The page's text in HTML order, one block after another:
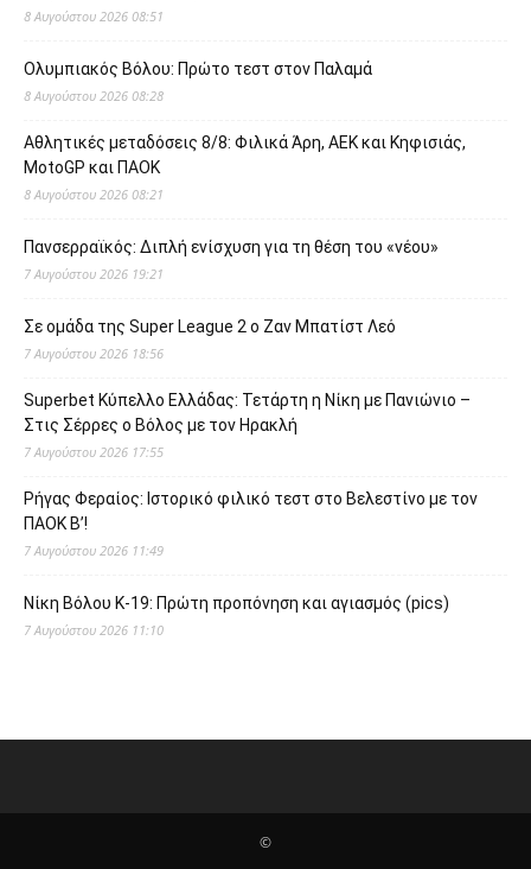
8 Αυγούστου 2026 08:51
Ολυμπιακός Βόλου: Πρώτο τεστ στον Παλαμά
8 Αυγούστου 2026 08:28
Αθλητικές μεταδόσεις 8/8: Φιλικά Άρη, ΑΕΚ και Κηφισιάς,
MotoGP και ΠΑΟΚ
8 Αυγούστου 2026 08:21
Πανσερραϊκός: Διπλή ενίσχυση για τη θέση του «νέου»
7 Αυγούστου 2026 19:21
Σε ομάδα της Super League 2 o Ζαν Μπατίστ Λεό
7 Αυγούστου 2026 18:56
Superbet Κύπελλο Ελλάδας: Τετάρτη η Νίκη με Πανιώνιο –
Στις Σέρρες ο Βόλος με τον Ηρακλή
7 Αυγούστου 2026 17:55
Ρήγας Φεραίος: Ιστορικό φιλικό τεστ στο Βελεστίνο με τον
ΠΑΟΚ Β’!
7 Αυγούστου 2026 11:49
Νίκη Βόλου Κ-19: Πρώτη προπόνηση και αγιασμός (pics)
7 Αυγούστου 2026 11:10
©